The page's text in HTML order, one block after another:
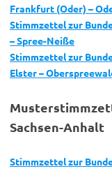
Frankfurt (Oder) –
Stimmzettel zur
– Spree-Neiße
Stimmzettel zur
Elster –
Sachsen-Anhalt
Stimmzettel zur